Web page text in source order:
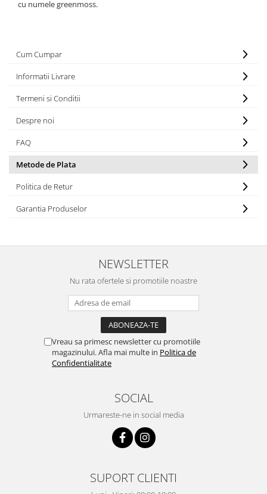
cu numele greenmoss.
Cum Cumpar
Informatii Livrare
Termeni si Conditii
Despre noi
FAQ
Metode de Plata
Politica de Retur
Garantia Produselor
NEWSLETTER
Nu rata ofertele si promotiile noastre
Vreau sa primesc newsletter cu promotiile
magazinului. Afla mai multe in Politica de
Confidentialitate
SOCIAL
Urmareste-ne in social media
SUPORT CLIENTI